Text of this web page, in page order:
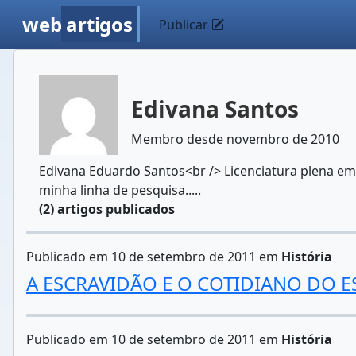
web artigos Publicar
Edivana Santos
Membro desde novembro de 2010
Edivana Eduardo Santos<br /> Licenciatura plena
minha linha de pesquisa.....
(2) artigos publicados
Publicado em 10 de setembro de 2011 em História
A ESCRAVIDÃO E O COTIDIANO DO
Publicado em 10 de setembro de 2011 em História